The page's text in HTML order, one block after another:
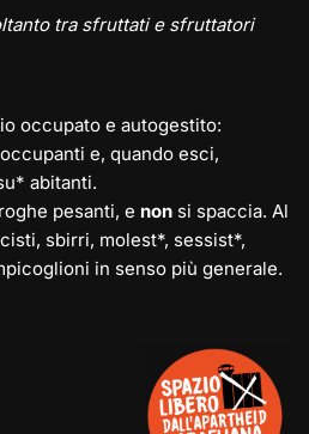
tra sfruttati e sfruttatori
occupato e autogestito:
e, quando esci,
abitanti.
pesanti, e non si spaccia. Al
sbirri, molest*, sessist*,
in senso più generale.